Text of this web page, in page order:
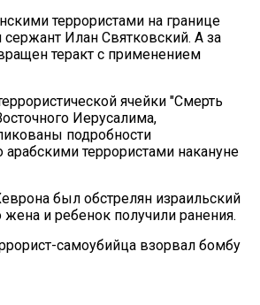
террористами на границе
Илан Святковский. А за
теракт с применением
ячейки "Смерть
Иерусалима,
подробности
террористами накануне
был обстрелян израильский
и ребенок получили ранения.
самоубийца взорвал бомбу